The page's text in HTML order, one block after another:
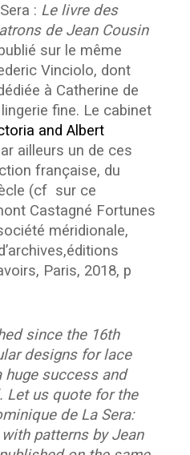
: Le livre des
de Jean Cousin
sur le même
Vinciolo, dont
à Catherine de
fine. Le cabinet
and Albert
ailleurs un de ces
française, du
(cf sur ce
Castagné Fortunes
méridionale,
éditions
Paris, 2018, p
since the 16th
designs for lace
huge success and
Let us quote for the
de La Sera:
patterns by Jean